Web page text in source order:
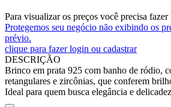
Para visualizar os preços você precisa
Protegemos seu negócio não exibindo os
prévio.
clique para fazer login ou cadastrar
DESCRIÇÃO
Brinco em prata 925 com banho de ródio,
retangulares e zircônias, que conferem
Ideal para quem busca elegância e